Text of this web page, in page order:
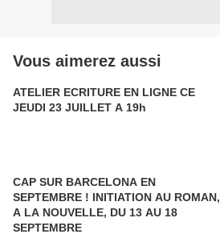
Vous aimerez aussi
ATELIER ECRITURE EN LIGNE CE
JEUDI 23 JUILLET A 19h
CAP SUR BARCELONA EN
SEPTEMBRE ! INITIATION AU ROMAN,
A LA NOUVELLE, DU 13 AU 18
SEPTEMBRE